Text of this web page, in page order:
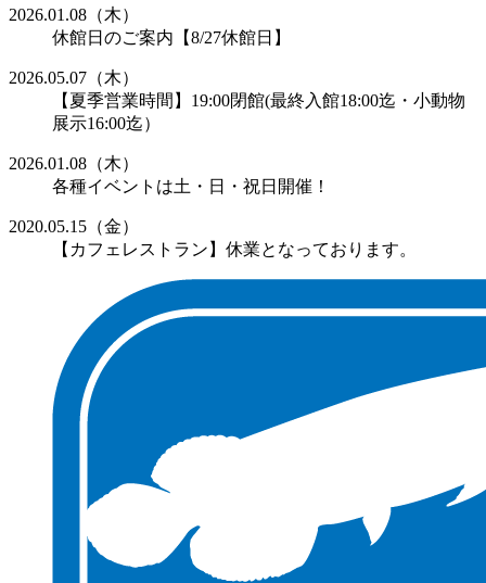
2026.01.08（木）
休館日のご案内【8/27休館日】
2026.05.07（木）
【夏季営業時間】19:00閉館(最終入館18:00迄・小動物
展示16:00迄）
2026.01.08（木）
各種イベントは土・日・祝日開催！
2020.05.15（金）
【カフェレストラン】休業となっております。